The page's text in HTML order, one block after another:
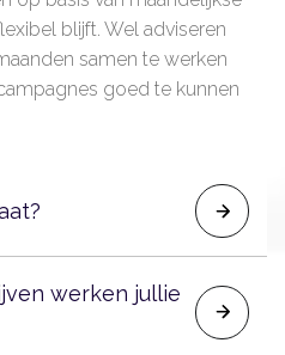
van daaruit een
blijft. Wel adviseren
samen te werken
goed te kunnen
dagen al verkeer en leads
en optimalisatie vergen
werken jullie